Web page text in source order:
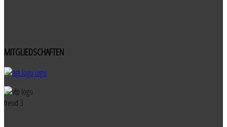
MITGLIEDSCHAFTEN